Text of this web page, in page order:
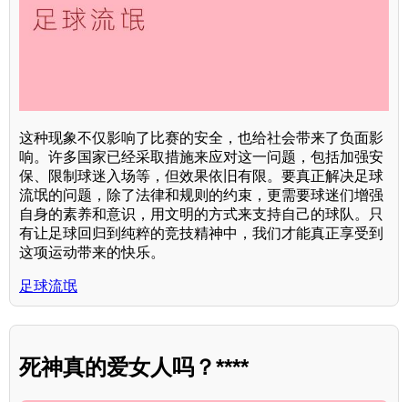
这种现象不仅影响了比赛的安全，也给社会带来了负面影
响。许多国家已经采取措施来应对这一问题，包括加强安
保、限制球迷入场等，但效果依旧有限。要真正解决足球
流氓的问题，除了法律和规则的约束，更需要球迷们增强
自身的素养和意识，用文明的方式来支持自己的球队。只
有让足球回归到纯粹的竞技精神中，我们才能真正享受到
这项运动带来的快乐。
足球流氓
死神真的爱女人吗？****